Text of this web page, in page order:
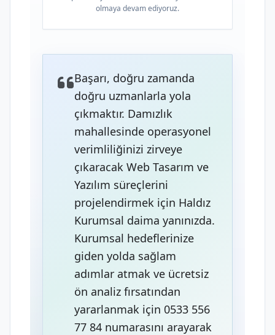
olmaya devam ediyoruz.
Başarı, doğru zamanda
doğru uzmanlarla yola
çıkmaktır. Damızlık
mahallesinde operasyonel
verimliliğinizi zirveye
çıkaracak Web Tasarım ve
Yazılım süreçlerini
projelendirmek için Haldız
Kurumsal daima yanınızda.
Kurumsal hedeflerinize
giden yolda sağlam
adımlar atmak ve ücretsiz
ön analiz fırsatından
yararlanmak için 0533 556
77 84 numarasını arayarak